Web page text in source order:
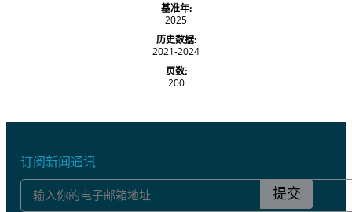
基准年:
2025
历史数据:
2021-2024
页数:
200
订阅新闻通讯
提交